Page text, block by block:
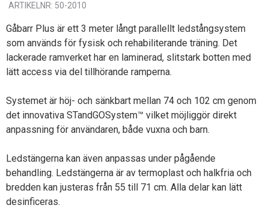
ARTIKELNR: 50-2010
Gåbarr Plus är ett 3 meter långt parallellt ledstångsystem
som används för fysisk och rehabiliterande träning. Det
lackerade ramverket har en laminerad, slitstark botten med
lätt access via del tillhörande ramperna.
Systemet är höj- och sänkbart mellan 74 och 102 cm genom
det innovativa STandGOSystem™ vilket möjliggör direkt
anpassning för användaren, både vuxna och barn.
Ledstängerna kan även anpassas under pågående
behandling. Ledstängerna är av termoplast och halkfria och
bredden kan justeras från 55 till 71 cm. Alla delar kan lätt
desinficeras.